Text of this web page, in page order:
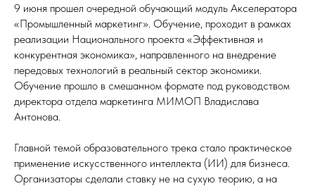
9 июня прошел очередной обучающий модуль Акселератора
«Промышленный маркетинг». Обучение, проходит в рамках
реализации Национального проекта «Эффективная и
конкурентная экономика», направленного на внедрение
передовых технологий в реальный сектор экономики.
Обучение прошло в смешанном формате под руководством
директора отдела маркетинга МИМОП Владислава
Антонова.
Главной темой образовательного трека стало практическое
применение искусственного интеллекта (ИИ) для бизнеса.
Организаторы сделали ставку не на сухую теорию, а на